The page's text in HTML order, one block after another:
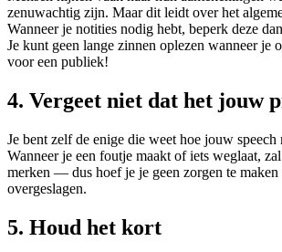
zenuwachtig zijn. Maar dit leidt over het
Wanneer je notities nodig hebt, beperk deze
Je kunt geen lange zinnen oplezen wanneer je
voor een publiek!
4. Vergeet niet dat het jouw
Je bent zelf de enige die weet hoe jouw speech
Wanneer je een foutje maakt of iets weglaat,
merken — dus hoef je je geen zorgen te maken
overgeslagen.
5. Houd het kort